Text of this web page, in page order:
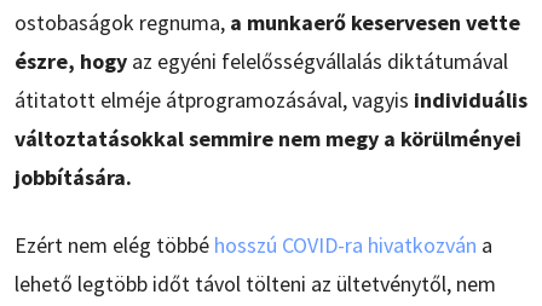
ostobaságok regnuma, a munkaerő keservesen vette
észre, hogy az egyéni felelősségvállalás diktátumával
átitatott elméje átprogramozásával, vagyis individuális
változtatásokkal semmire nem megy a körülményei
jobbítására.
Ezért nem elég többé hosszú COVID-ra hivatkozván a
lehető legtöbb időt távol tölteni az ültetvénytől, nem